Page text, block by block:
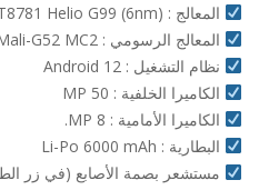
المعالج : MediaTek MT8781 Helio G99 (6nm)
المعالج الرسومي : Mali-G52 MC2
نظام التشغيل : Android 12
الكاميرا الخلفية : 50 MP
الكاميرا الأمامية : 8 MP.
البطارية : Li-Po 6000 mAh
مستشعر بصمة الأصابع (في زر